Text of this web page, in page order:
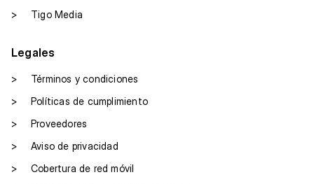
>
Tigo Media
Legales
>
Términos y condiciones
>
Políticas de cumplimiento
>
Proveedores
>
Aviso de privacidad
>
Cobertura de red móvil